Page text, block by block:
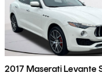
2017 Maserati Levante